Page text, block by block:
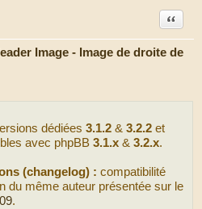
Image - Image de droite de
Citation
dédiées 3.1.2 & 3.2.2 et
avec phpBB 3.1.x & 3.2.x.
(changelog) : compatibilité
du même auteur présentée sur le
.